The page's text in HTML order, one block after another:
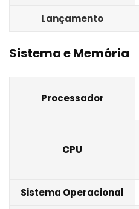
Lançamento
Sistema e Memória
Processador
CPU
Sistema Operacional